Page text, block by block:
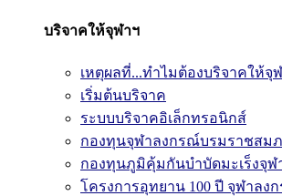
บริจาคให้จุฬาฯ
เหตุผลที่...ทำไมต้องบริจาคให้จุ
เริ่มต้นบริจาค
ระบบบริจาคอิเล็กทรอนิกส์
กองทุนจุฬาลงกรณ์บรมราชสม
กองทุนภูมิคุ้มกันบำบัดมะเร็งจุฬ
โครงการอุทยาน 100 ปี จุฬาลง